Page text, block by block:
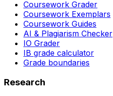
Coursework Grader
Coursework Exemplars
Coursework Guides
AI & Plagiarism Checker
IO Grader
IB grade calculator
Grade boundaries
Research